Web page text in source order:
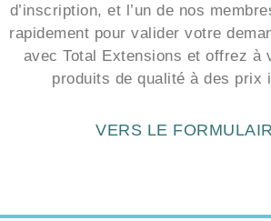
d’inscription, et l’un de nos
rapidement pour valider votre
avec Total Extensions et offrez à
produits de qualité à des prix
VERS LE